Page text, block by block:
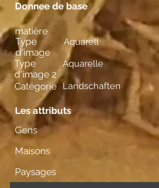
Donnee de base
Type
d'image
Aquarell
Type
d'image 2
Aquarelle
Catégorie Landschaften
Les attributs
Gens
Maisons
Paysages
matière